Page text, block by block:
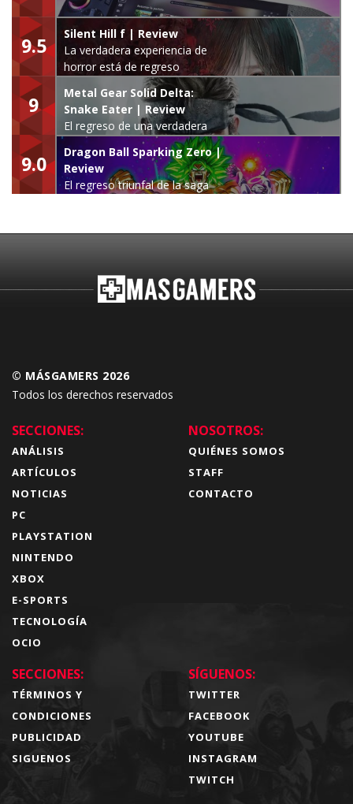
9.5
Silent Hill f | Review
La verdadera experiencia de
horror está de regreso
9
Metal Gear Solid Delta:
Snake Eater | Review
El regreso de una verdadera
leyenda
9.0
Dragon Ball Sparking Zero |
Review
El regreso triunfal de la saga
© MÁSGAMERS 2026
Todos los derechos reservados
SECCIONES:
ANÁLISIS
ARTÍCULOS
NOTICIAS
PC
PLAYSTATION
NINTENDO
XBOX
E-SPORTS
TECNOLOGÍA
OCIO
NOSOTROS:
QUIÉNES SOMOS
STAFF
CONTACTO
SECCIONES:
TÉRMINOS Y
CONDICIONES
PUBLICIDAD
SIGUENOS
SÍGUENOS:
TWITTER
FACEBOOK
YOUTUBE
INSTAGRAM
TWITCH